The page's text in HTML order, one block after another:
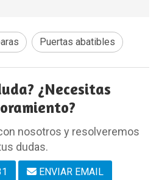
Puertas abatibles
¿Necesitas
nosotros y resolveremos
dudas.
ENVIAR EMAIL